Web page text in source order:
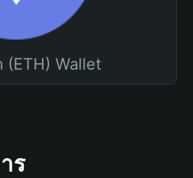
(ETH) Wallet
ร